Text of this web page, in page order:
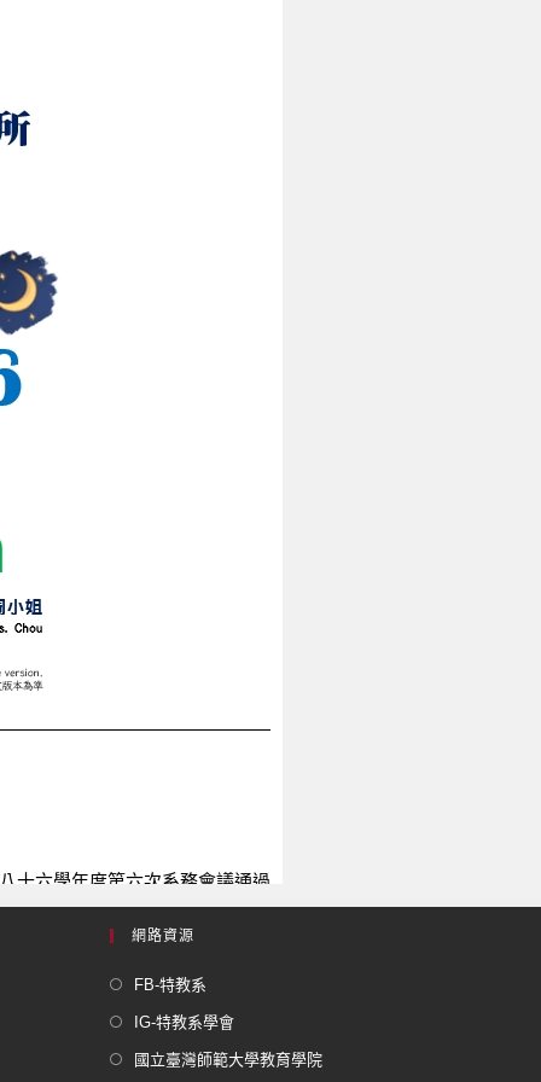
網路資源
FB-特教系
IG-特教系學會
國立臺灣師範大學教育學院